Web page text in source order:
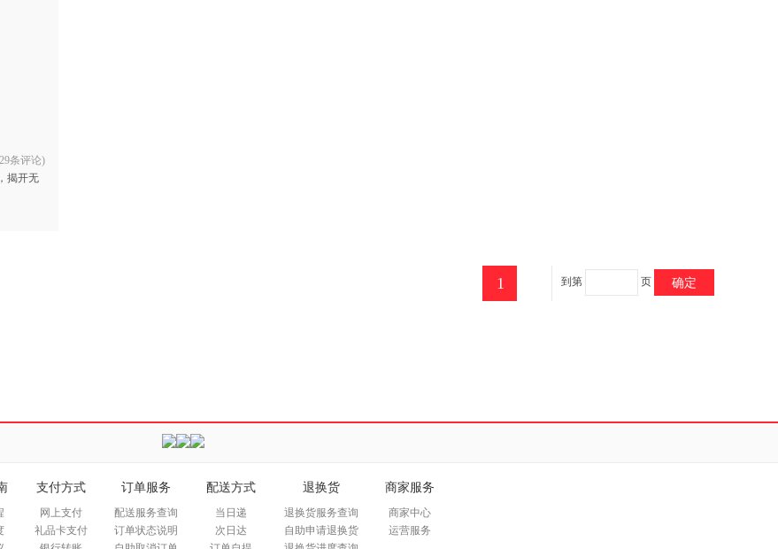
揭开无
条评论)
到第 页 确定
1
支付方式
网上支付
礼品卡支付
订单服务
配送服务查询
订单状态说明
配送方式
当日递
次日达
退换货
退换货服务查询
自助申请退换货
商家服务
商家中心
运营服务